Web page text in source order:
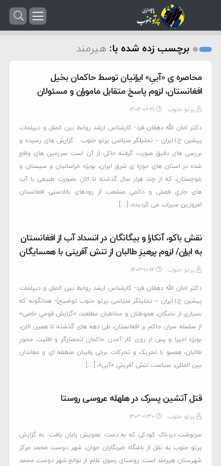
برچسب زده شده با: هیرمند
محاصره ی «آبیِ» ایرانیان توسط حاکمان بخیل
افغانستان، لزوم پاسخ متقابل ماموران و مسئولان
پرتو جنوب ۱۴۰۴-۰۶-۲۱
دکتر امان الله دهقان فرد- کارشناس ارشد روابط بین الملل و دیپلمات
پیشین ج.ا.ایران – تحلیلگر سیاسی پرتو جنوب گزارش های رسیده و
بررسی های دقیق صورت گرفته حاکی از آن است سرزمین های واقع
شده در استان های حوزه ی شرق ایران، بویژه خراسانیان و سیستان و
بلوچستان، که از چند هزار سال گذشته تا الان بصورت طبیعی با آب
های جاریِ فصلی و دائمیِ منشعب از رودهای بالادستی افغانستان
امروزین سیراب می گردیده، […]
نقش باکو، آنکارا و بیگانگان در انسداد آب از افغانستان
به ایران/ لزوم پرهیزِ طالبان از تنش آفرینی با همسایگان
پرتو جنوب ۱۴۰۳-۱۰-۱۲
دکتر امان الله دهقان فرد- کارشناس ارشد روابط بین الملل و دیپلمات
پیشین ج.ا.ایران – تحلیلگر سیاسی پرتو جنوب توضیح)- همانگونه که
بسیاری از نخبگان، هموطنان و مخاطبان مطلعند، «گرایش قومیِ خاصی»
از سلسله سران حاکم بر افغانستان، طی دهه های گذشته تا همین الان،
بویژه اخیرا و پس از روی کار آمدن حاکمان انحصارگر و اقلیت محورِ
طالبان، همسو با تحریک و تحرکات برخی رقیبان منطقه ای و معاندان
بین المللی، سیاست تنش آفرینیِ «آبی»، […]
قتل آتشین پسرک در هلهله عروسی روستا
پرتو جنوب ۱۴۰۲-۰۱-۳۰
سرنوشت دردناک کودکی که به دست عمویش پایان یافت. به گزارش
پرتو جنوب به نقل از باشگاه خبرنگاران جوان، شهر دوست محمد مرکز
شهرستان هیرمند است. روستای رسول غلام از توابع شهر دوست محمد